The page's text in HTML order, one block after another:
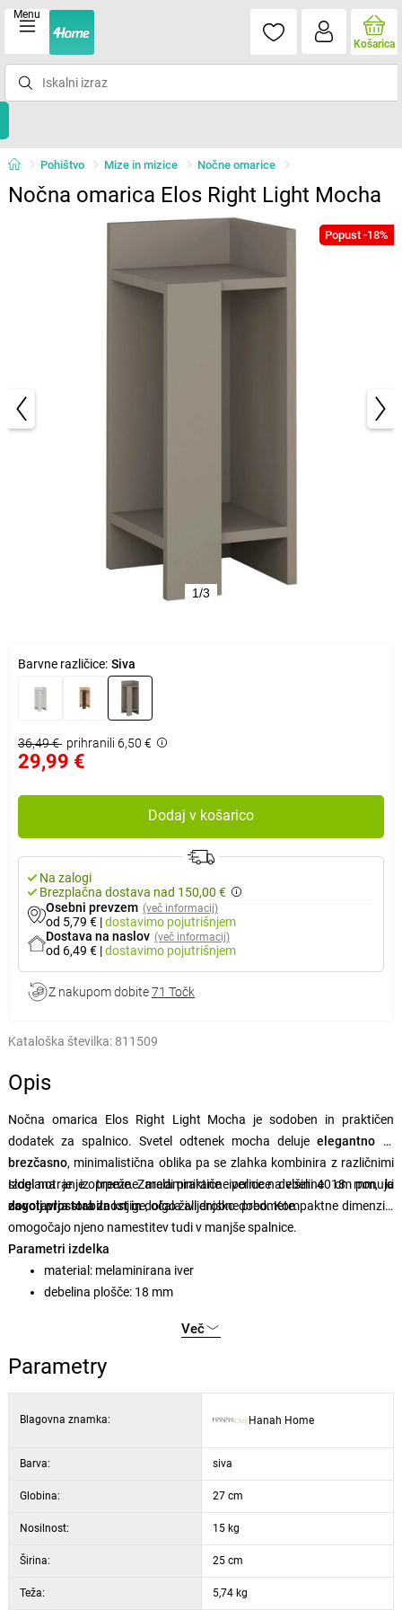
Menu
Košarica
Pohištvo Mize in mizice Nočne omarice
Nočna omarica Elos Right Light Mocha
Popust -18%
1/3
Barvne različice: Siva
36,49 € prihranili 6,50 €
29,99 €
Dodaj v košarico
Na zalogi
Brezplačna dostava nad 150,00 €
Osebni prevzem (več informacij)
od 5,79 € |dostavimo pojutrišnjem
Dostava na naslov (več informacij)
od 6,49 € |dostavimo pojutrišnjem
Z nakupom dobite71 Točk
Kataloška številka: 811509
Opis
Nočna omarica Elos Right Light Mocha je sodoben in praktičen
dodatek za spalnico. Svetel odtenek mocha deluje elegantno in
brezčasno, minimalistična oblika pa se zlahka kombinira z različnimi
slogi notranje opreme. Zaradi praktične police na višini 40 cm ponuja
dovolj prostora zaknjige, očala ali drobne predmete.
Izdelana je iz trpežne melaminirane ivernice debeline 18 mm, ki
zagotavlja stabilnost indolgo življenjsko dobo. Kompaktne dimenzije
omogočajo njeno namestitev tudi v manjše spalnice.
Parametri izdelka
material: melaminirana iver
debelina plošče: 18 mm
globina: 27 cm
višina police: 40 cm
Več
Parametry
Blagovna znamka: Hanah Home
Barva: siva
Globina: 27 cm
Nosilnost: 15 kg
Širina: 25 cm
Teža: 5,74 kg